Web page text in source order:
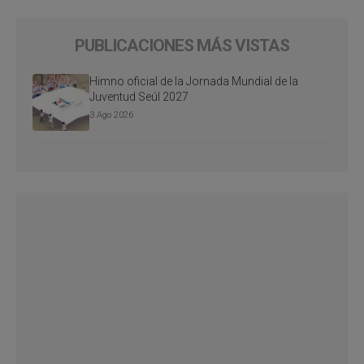
PUBLICACIONES MÁS VISTAS
Himno oficial de la Jornada Mundial de la
Juventud Seúl 2027
3 Ago 2026